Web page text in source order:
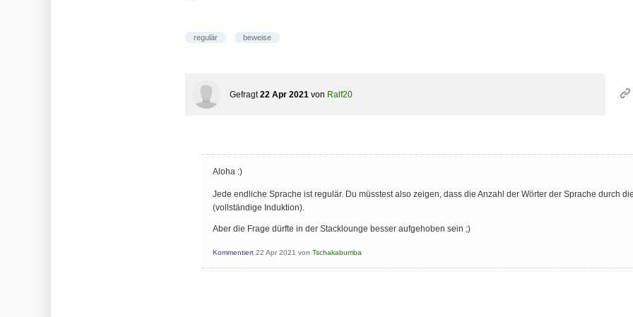
regulär beweise
Gefragt 22 Apr 2021 von Ralf20
Aloha :)
Jede endliche Sprache ist regulär. Du müsstest also zeigen, dass die Anzahl der Wörter der Sprache durch
(vollständige Induktion).
Aber die Frage dürfte in der Stacklounge besser aufgehoben sein ;)
Kommentiert 22 Apr 2021 von Tschakabumba